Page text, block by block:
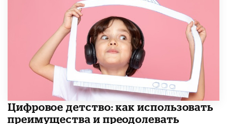
​Цифровое детство: как использовать
преимущества и преодолевать